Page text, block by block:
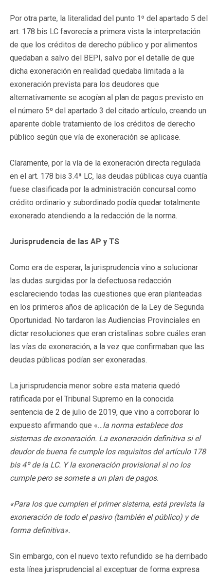
Por otra parte, la literalidad del punto 1º del apartado 5 del
art. 178 bis LC favorecía a primera vista la interpretación
de que los créditos de derecho público y por alimentos
quedaban a salvo del BEPI, salvo por el detalle de que
dicha exoneración en realidad quedaba limitada a la
exoneración prevista para los deudores que
alternativamente se acogían al plan de pagos previsto en
el número 5º del apartado 3 del citado artículo, creando un
aparente doble tratamiento de los créditos de derecho
público según que vía de exoneración se aplicase.
Claramente, por la vía de la exoneración directa regulada
en el art. 178 bis 3.4ª LC, las deudas públicas cuya cuantía
fuese clasificada por la administración concursal como
crédito ordinario y subordinado podía quedar totalmente
exonerado atendiendo a la redacción de la norma.
Jurisprudencia de las AP y TS
Como era de esperar, la jurisprudencia vino a solucionar
las dudas surgidas por la defectuosa redacción
esclareciendo todas las cuestiones que eran planteadas
en los primeros años de aplicación de la Ley de Segunda
Oportunidad. No tardaron las Audiencias Provinciales en
dictar resoluciones que eran cristalinas sobre cuáles eran
las vías de exoneración, a la vez que confirmaban que las
deudas públicas podían ser exoneradas.
La jurisprudencia menor sobre esta materia quedó
ratificada por el Tribunal Supremo en la conocida
sentencia de 2 de julio de 2019, que vino a corroborar lo
expuesto afirmando que «…la norma establece dos
sistemas de exoneración. La exoneración definitiva si el
deudor de buena fe cumple los requisitos del artículo 178
bis 4º de la LC. Y la exoneración provisional si no los
cumple pero se somete a un plan de pagos.
«Para los que cumplen el primer sistema, está prevista la
exoneración de todo el pasivo (también el público) y de
forma definitiva».
Sin embargo, con el nuevo texto refundido se ha derribado
esta línea jurisprudencial al exceptuar de forma expresa